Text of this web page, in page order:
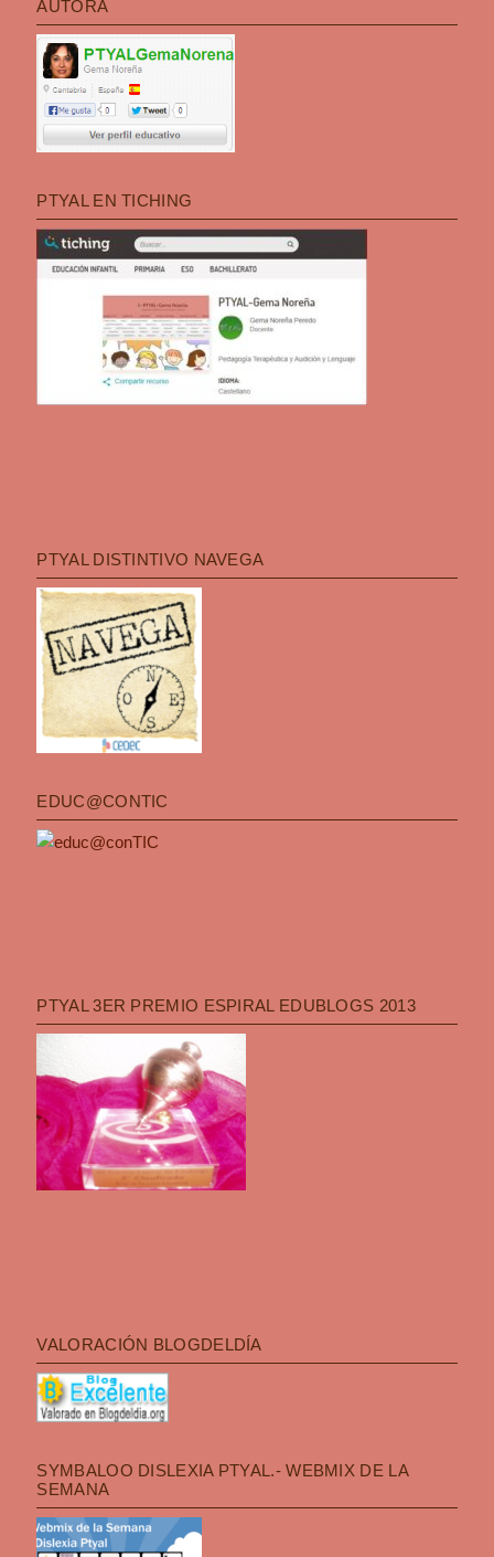
AUTORA
PTYAL EN TICHING
PTYAL DISTINTIVO NAVEGA
EDUC@CONTIC
PTYAL 3ER PREMIO ESPIRAL EDUBLOGS 2013
VALORACIÓN BLOGDELDÍA
SYMBALOO DISLEXIA PTYAL.- WEBMIX DE LA
SEMANA